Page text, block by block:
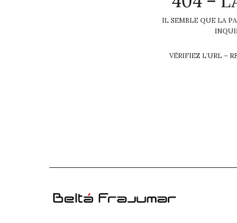
IL SEMBLE QUE LA
VÉRIFIEZ L’URL –